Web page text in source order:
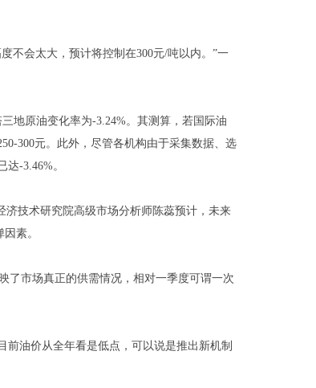
会太大，预计将控制在300元/吨以内。”一
地原油变化率为-3.24%。其测算，若国际油
300元。此外，尽管各机构由于采集数据、选
-3.46%。
技术研究院高级市场分析师陈蕊预计，未来
素。
市场真正的供需情况，相对一季度可谓一次
油价从全年看是低点，可以说是推出新机制